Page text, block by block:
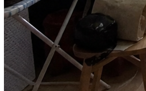
Usamos Image2 para una entrega de figuras
necesarias dos rondas de revisión en lugar
porque la ubicación de las caras y el